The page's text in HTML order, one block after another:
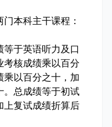
本科主干课程：
于英语听力及口
核成绩乘以百分
乘以百分之十，加
。总成绩等于初试
上复试成绩折算后